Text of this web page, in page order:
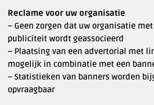
Reclame voor uw organisatie
– Geen zorgen dat uw organisatie
publiciteit wordt geassocieerd
– Plaatsing van een advertorial met
mogelijk in combinatie met een
– Statistieken van banners worden
opvraagbaar